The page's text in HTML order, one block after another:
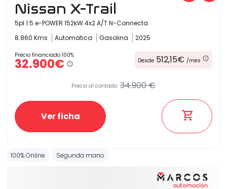
Nissan X-Trail
5pl 1.5 e-POWER 152kW 4x2 A/T N-Connecta
8.860 Kms
Automatica Gasolina 2025
Precio financiado 100%
32.900€ Desde 512,15€ /mes
Precio al contado: 34.900 €
Ver ficha
100% Online Segunda mano